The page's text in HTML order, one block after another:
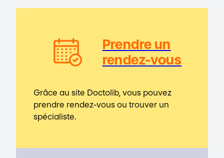
Prendre un
rendez-vous
Grâce au site Doctolib, vous pouvez
prendre rendez-vous ou trouver un
spécialiste.